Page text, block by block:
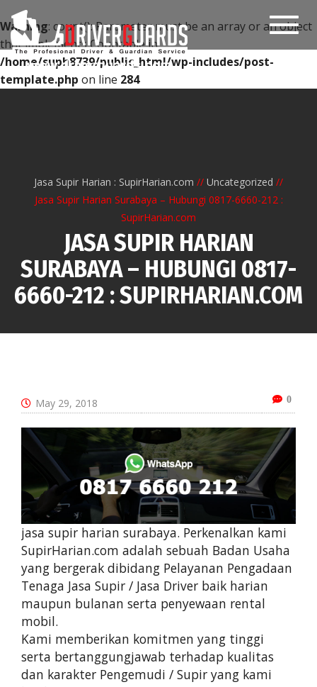
Warning: count(): Parameter must be an array or an object
that implements Countable in
/home/suph8739/public_html/wp-includes/post-
template.php on line 284
Jasa Supir Harian : SupirHarian.com
Uncategorized
Jasa Supir Harian Surabaya – Hubungi 0817-6660-212 :
SupirHarian.com
JASA SUPIR HARIAN
SURABAYA – HUBUNGI 0817-
6660-212 : SUPIRHARIAN.COM
May 29, 2018 0
jasa supir harian surabaya. Perkenalkan kami
SupirHarian.com adalah sebuah Badan Usaha
yang bergerak dibidang Pelayanan Pengadaan
Tenaga Jasa Supir / Jasa Driver baik harian
maupun bulanan serta penyewaan rental
mobil.
Kami memberikan komitmen yang tinggi
serta bertanggungjawab terhadap kualitas
dan karakter Pengemudi / Supir yang kami